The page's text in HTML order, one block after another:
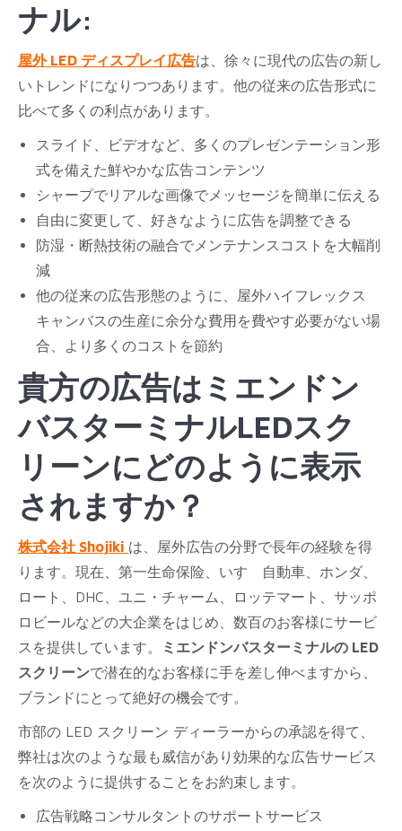
ナル:
屋外 LED ディスプレイ広告は、徐々に現代の広告の新し
いトレンドになりつつあります。他の従来の広告形式に
比べて多くの利点があります。
スライド、ビデオなど、多くのプレゼンテーション形
式を備えた鮮やかな広告コンテンツ
シャープでリアルな画像でメッセージを簡単に伝える
自由に変更して、好きなように広告を調整できる
防湿・断熱技術の融合でメンテナンスコストを大幅削
減
他の従来の広告形態のように、屋外ハイフレックス
キャンバスの生産に余分な費用を費やす必要がない場
合、より多くのコストを節約
貴方の広告は ミエンドン
バスターミナルLEDスク
リーンにどのように表示
されますか？
株式会社 Shojiki は、屋外広告の分野で長年の経験を得
ります。現在、第一生命保险、いすゞ自動車、ホンダ、
ロート、DHC、ユニ・チャーム、ロッテマート、サッポ
ロビールなどの大企業をはじめ、数百のお客様にサービ
スを提供しています。
ミエンドンバスターミナルの LED
スクリーンで潜在的なお客様に手を差し伸べますから、
ブランドにとって絶好の機会です。
市部の LED スクリーン ディーラーからの承認を得て、
弊社は次のような最も威信があり効果的な広告サービス
を次のように提供することをお約束します。
広告戦略コンサルタントのサポートサービス